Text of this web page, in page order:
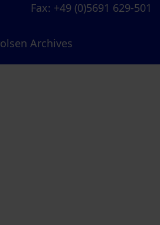
Fax: +49 (0)5691 629-501
Archives